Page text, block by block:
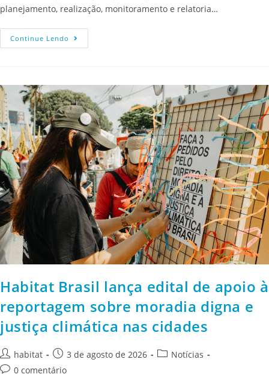
planejamento, realização, monitoramento e relatoria…
Continue Lendo
Habitat Brasil lança edital de apoio à
reportagem sobre moradia digna e
justiça climática nas cidades
habitat 3 de agosto de 2026
Notícias
0 comentário